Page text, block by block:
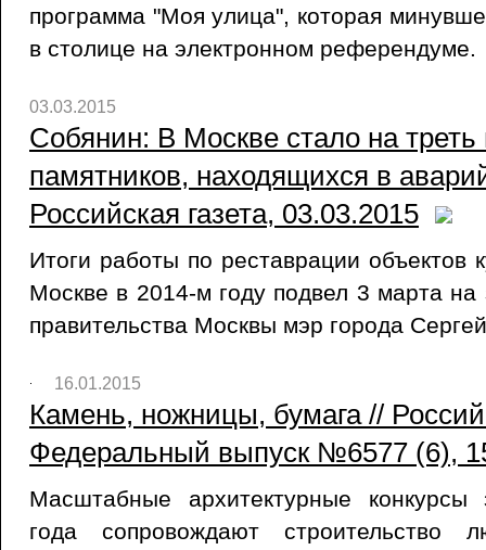
программа "Моя улица", которая
в столице на электронном референдуме.
03.03.2015
Собянин: В Москве стало на
памятников, находящихся в
Российская газета, 03.03.2015
Итоги работы по реставрации объектов
Москве в 2014-м году подвел 3 марта на
правительства Москвы мэр города
16.01.2015
Камень, ножницы, бумага //
Федеральный выпуск №6577 (6),
Масштабные архитектурные
года сопровождают строительство